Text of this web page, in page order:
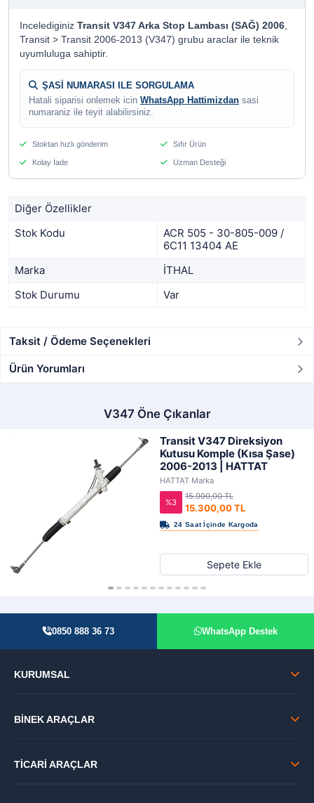
Incelediginiz Transit V347 Arka Stop Lambası (SAĞ) 2006,
Transit > Transit 2006-2013 (V347) grubu araclar ile teknik
uyumluluga sahiptir.
ŞASİ NUMARASI ILE SORGULAMA
Hatali siparisi onlemek icin WhatsApp Hattimizdan sasi
numaraniz ile teyit alabilirsiniz.
Stoktan hızlı gönderim Sıfır Ürün
Kolay İade Uzman Desteği
Diğer Özellikler
Stok Kodu
ACR 505 - 30-805-009 /
6C11 13404 AE
Marka
İTHAL
Stok Durumu
Var
Taksit / Ödeme Seçenekleri
Ürün Yorumları
V347 Öne Çıkanlar
Transit V347 Direksiyon
Kutusu Komple (Kısa Şase)
2006-2013 | HATTAT
HATTAT Marka
%3 15.300,00 TL
15.900,00 TL
Sepete Ekle
0850 888 36 73 WhatsApp Destek
KURUMSAL
BİNEK ARAÇLAR
TİCARİ ARAÇLAR